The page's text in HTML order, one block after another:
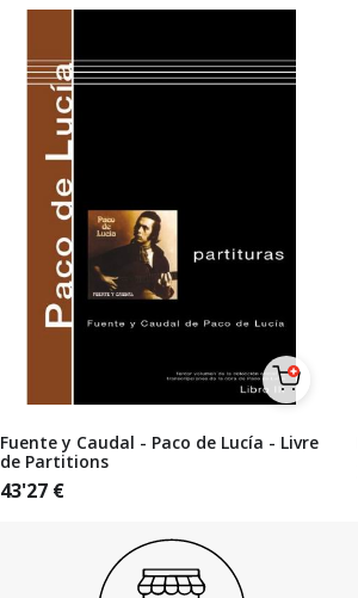
Fuente y Caudal - Paco de Lucía - Livre
de Partitions
43'27 €